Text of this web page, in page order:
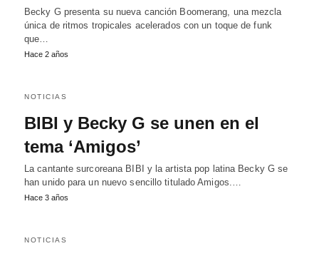
Becky G presenta su nueva canción Boomerang, una mezcla
única de ritmos tropicales acelerados con un toque de funk
que…
Hace 2 años
NOTICIAS
BIBI y Becky G se unen en el
tema ‘Amigos’
La cantante surcoreana BIBI y la artista pop latina Becky G se
han unido para un nuevo sencillo titulado Amigos.…
Hace 3 años
NOTICIAS